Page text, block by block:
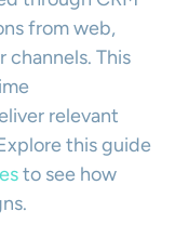
from web,
channels. This
relevant
this guide
to see how